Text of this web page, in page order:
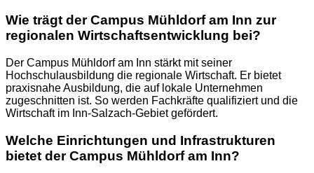
Wie trägt der Campus Mühldorf am Inn zur
regionalen Wirtschaftsentwicklung bei?
Der Campus Mühldorf am Inn stärkt mit seiner
Hochschulausbildung die regionale Wirtschaft. Er bietet
praxisnahe Ausbildung, die auf lokale Unternehmen
zugeschnitten ist. So werden Fachkräfte qualifiziert und die
Wirtschaft im Inn-Salzach-Gebiet gefördert.
Welche Einrichtungen und Infrastrukturen
bietet der Campus Mühldorf am Inn?